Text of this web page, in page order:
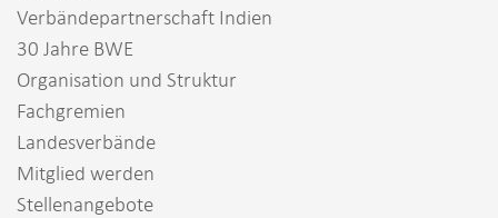
Verbändepartnerschaft Indien
30 Jahre BWE
Organisation und Struktur
Fachgremien
Landesverbände
Mitglied werden
Stellenangebote